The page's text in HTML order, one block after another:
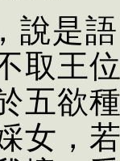
說是
取王
五欲
女，